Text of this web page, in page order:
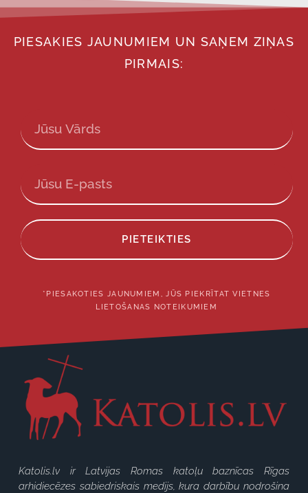
PIESAKIES JAUNUMIEM UN SAŅEM ZIŅAS
PIRMAIS:
PIETEIKTIES
*PIESAKOTIES JAUNUMIEM, JŪS PIEKRĪTAT VIETNES
LIETOŠANAS NOTEIKUMIEM
Katolis.lv ir Latvijas Romas katoļu baznīcas Rīgas
arhidiecēzes sabiedriskais medijs, kura darbību nodrošina